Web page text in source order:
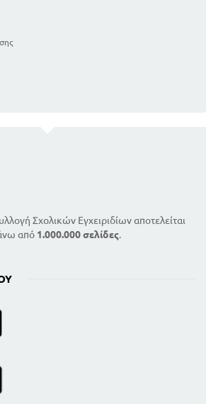
Σχολικών Εγχειριδίων αποτελείται
από 1.000.000 σελίδες.